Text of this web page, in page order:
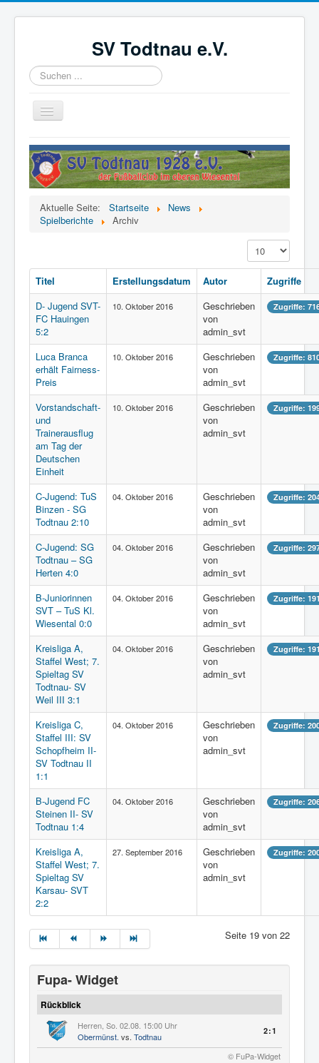
SV Todtnau e.V.
Suchen
...
Navigation
an/aus
Startseite
News
Aktive
Förderverein
Videoüberwachung
Kinder- und Jugendschutzkonzept
Aktuelle Seite: Startseite
News
Spielberichte
Archiv
Anzeige #
Titel Erstellungsdatum Autor
Zugriffe
D- Jugend SVT-
FC Hauingen
5:2
10. Oktober 2016
Geschrieben
von
admin_svt
Zugriffe:
Luca Branca
erhält Fairness-
Preis
10. Oktober 2016
Geschrieben
von
admin_svt
Zugriffe:
Vorstandschaft-
und
Trainerausflug
am Tag der
Deutschen
Einheit
10. Oktober 2016
Geschrieben
von
admin_svt
Zugriffe:
C-Jugend: TuS
Binzen - SG
Todtnau 2:10
04. Oktober 2016
Geschrieben
von
admin_svt
Zugriffe:
C-Jugend: SG
Todtnau – SG
Herten 4:0
04. Oktober 2016
Geschrieben
von
admin_svt
Zugriffe:
B-Juniorinnen
SVT – TuS Kl.
Wiesental 0:0
04. Oktober 2016
Geschrieben
von
admin_svt
Zugriffe:
Kreisliga A,
Staffel West; 7.
Spieltag SV
Todtnau- SV
Weil III 3:1
04. Oktober 2016
Geschrieben
von
admin_svt
Zugriffe:
Kreisliga C,
Staffel III: SV
Schopfheim II-
SV Todtnau II
1:1
04. Oktober 2016
Geschrieben
von
admin_svt
Zugriffe:
B-Jugend FC
Steinen II- SV
Todtnau 1:4
04. Oktober 2016
Geschrieben
von
admin_svt
Zugriffe:
Kreisliga A,
Staffel West; 7.
Spieltag SV
Karsau- SVT
2:2
27. September 2016
Geschrieben
von
admin_svt
Zugriffe:
Seite 19 von 22
Fupa- Widget
Rückblick
Herren, So. 02.08. 15:00 Uhr
Obermünst. vs. Todtnau
2:1
© FuPa-Widget